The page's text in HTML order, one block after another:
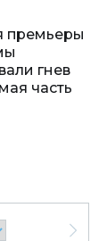
премьеры
гнев
часть